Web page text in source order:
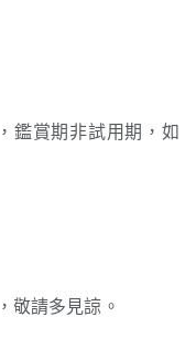
鑑賞期非試用期，如
敬請多見諒。